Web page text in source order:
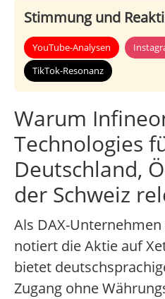
Stimmung und
YouTube-Analysen
TikTok-Resonanz
Warum
Technologies
Deutschland,
der Schweiz
Als DAX-
notiert die Aktie auf
bietet
Zugang ohne